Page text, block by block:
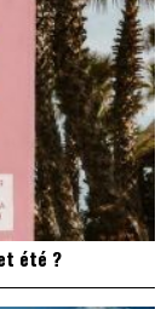
été ?